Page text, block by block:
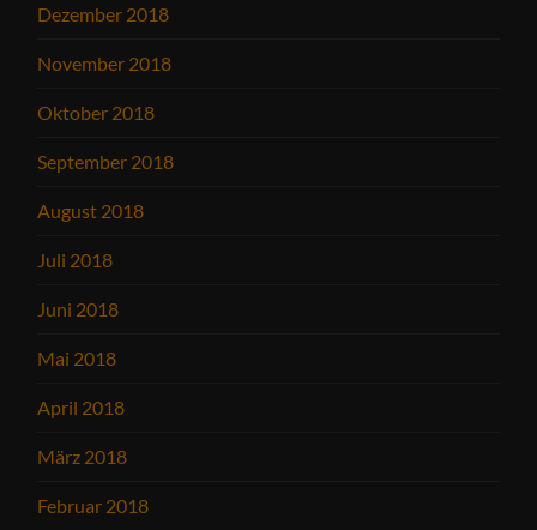
Dezember 2018
November 2018
Oktober 2018
September 2018
August 2018
Juli 2018
Juni 2018
Mai 2018
April 2018
März 2018
Februar 2018